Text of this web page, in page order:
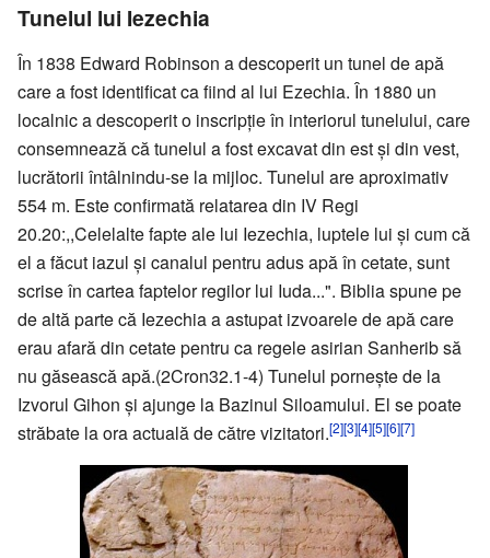
Tunelul lui Iezechia
În 1838 Edward Robinson a descoperit un tunel de apă
care a fost identificat ca fiind al lui Ezechia. În 1880 un
localnic a descoperit o inscripţie în interiorul tunelului, care
consemnează că tunelul a fost excavat din est şi din vest,
lucrătorii întâlnindu-se la mijloc. Tunelul are aproximativ
554 m. Este confirmată relatarea din IV Regi
20.20:,,Celelalte fapte ale lui Iezechia, luptele lui şi cum că
el a făcut iazul şi canalul pentru adus apă în cetate, sunt
scrise în cartea faptelor regilor lui Iuda...". Biblia spune pe
de altă parte că Iezechia a astupat izvoarele de apă care
erau afară din cetate pentru ca regele asirian Sanherib să
nu găsească apă.(2Cron32.1-4) Tunelul porneşte de la
Izvorul Gihon şi ajunge la Bazinul Siloamului. El se poate
străbate la ora actuală de către vizitatori.[2][3][4][5][6][7]